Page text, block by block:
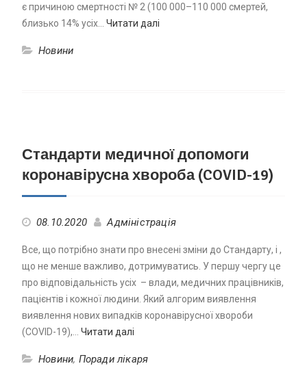
є причиною смертності № 2 (100 000–110 000 смертей,
близько 14% усіх… Читати далі
Новини
Стандарти медичної допомоги
коронавірусна хвороба (COVID-19)
08.10.2020 Адміністрація
Все, що потрібно знати про внесені зміни до Стандарту, і ,
що не менше важливо, дотримуватись. У першу чергу це
про відповідальність усіх – влади, медичних працівників,
пацієнтів і кожної людини. Який алгорим виявлення
виявлення нових випадків коронавірусної хвороби
(COVID-19),… Читати далі
Новини, Поради лікаря